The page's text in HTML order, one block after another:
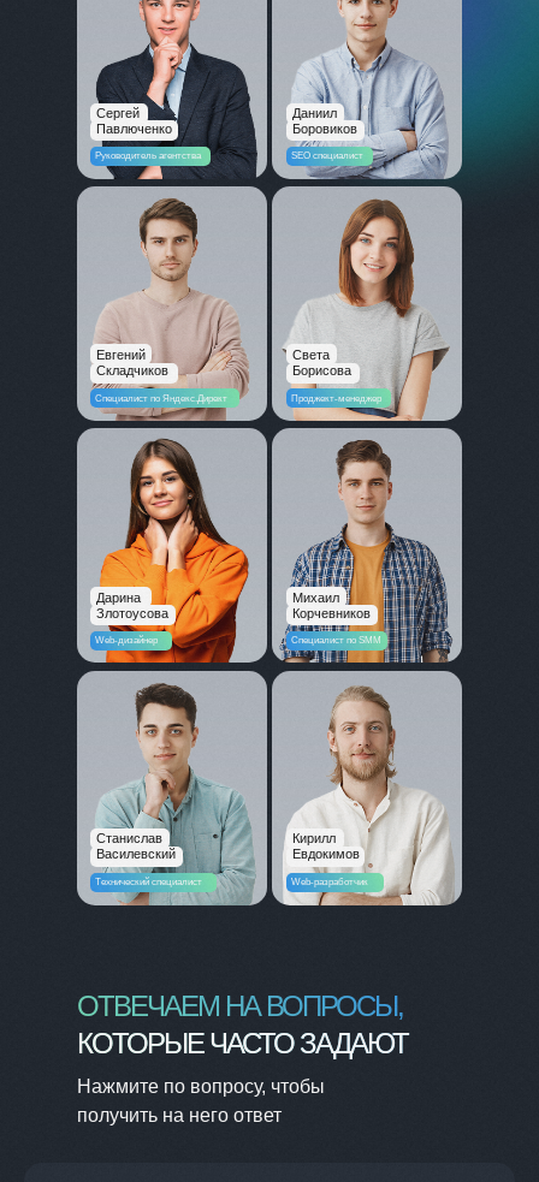
Сергей
Павлюченко
Руководитель агентства
Даниил
Боровиков
SEO специалист
Дарина
Злотоусова
Web-дизайнер
Михаил
Корчевников
Специалист по SMM
Евгений
Складчиков
Специалист по Яндекс.Директ
Света
Борисова
Проджект-менеджер
Станислав
Василевский
Технический специалист
Кирилл
Евдокимов
Web-разработчик
ОТВЕЧАЕМ НА ВОПРОСЫ,
КОТОРЫЕ ЧАСТО ЗАДАЮТ
Нажмите по вопросу, чтобы
получить на него ответ